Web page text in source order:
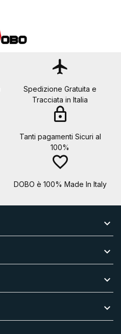
flight
Spedizione Gratuita e
Tracciata in Italia
lock
Tanti pagamenti Sicuri al
100%
favorite_border
DOBO è 100% Made In Italy



